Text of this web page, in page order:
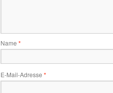
Name *
E-Mail-Adresse *